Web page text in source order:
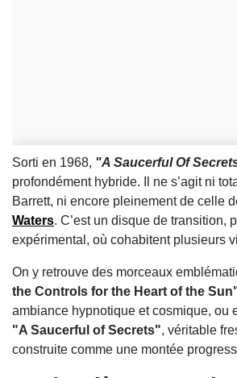
Sorti en 1968, "A Saucerful Of
profondément hybride. Il ne s’agit ni
Barrett, ni encore pleinement de celle
Waters. C’est un disque de transition,
expérimental, où cohabitent plusieurs
On y retrouve des morceaux
the Controls for the Heart of the
ambiance hypnotique et cosmique, ou
"A Saucerful of Secrets", véritable
construite comme une montée